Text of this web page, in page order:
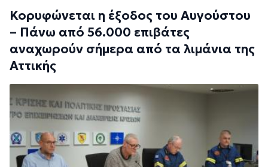
Κορυφώνεται η έξοδος του Αυγούστου
– Πάνω από 56.000 επιβάτες
αναχωρούν σήμερα από τα λιμάνια της
Αττικής